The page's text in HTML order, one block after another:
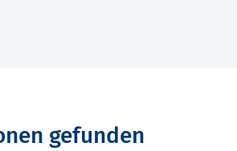
gefunden